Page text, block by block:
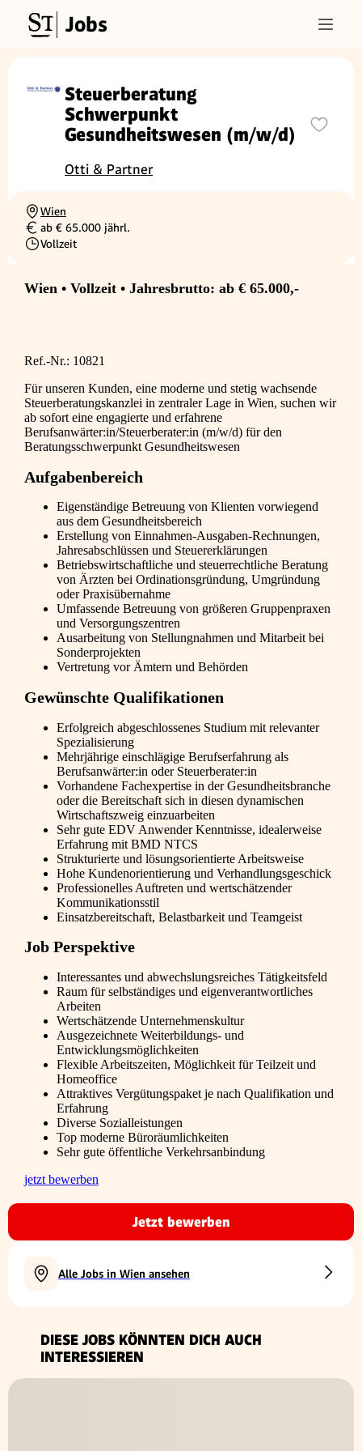
Jobs
Steuerberatung
Schwerpunkt
Gesundheitswesen (m/w/d)
Otti & Partner
Ortschaft
Wien
Gehalt
ab € 65.000 jährl.
Beschäftigungsart
Vollzeit
Wien • Vollzeit • Jahresbrutto: ab € 65.000,-
Ref.-Nr.: 10821
Für unseren Kunden, eine moderne und stetig wachsende
Steuerberatungskanzlei in zentraler Lage in Wien, suchen wir
ab sofort eine engagierte und erfahrene
Berufsanwärter:in/Steuerberater:in (m/w/d) für den
Beratungsschwerpunkt Gesundheitswesen
Aufgabenbereich
Eigenständige Betreuung von Klienten vorwiegend
aus dem Gesundheitsbereich
Erstellung von Einnahmen-Ausgaben-Rechnungen,
Jahresabschlüssen und Steuererklärungen
Betriebswirtschaftliche und steuerrechtliche Beratung
von Ärzten bei Ordinationsgründung, Umgründung
oder Praxisübernahme
Umfassende Betreuung von größeren Gruppenpraxen
und Versorgungszentren
Ausarbeitung von Stellungnahmen und Mitarbeit bei
Sonderprojekten
Vertretung vor Ämtern und Behörden
Gewünschte Qualifikationen
Erfolgreich abgeschlossenes Studium mit relevanter
Spezialisierung
Mehrjährige einschlägige Berufserfahrung als
Berufsanwärter:in oder Steuerberater:in
Vorhandene Fachexpertise in der Gesundheitsbranche
oder die Bereitschaft sich in diesen dynamischen
Wirtschaftszweig einzuarbeiten
Sehr gute EDV Anwender Kenntnisse, idealerweise
Erfahrung mit BMD NTCS
Strukturierte und lösungsorientierte Arbeitsweise
Hohe Kundenorientierung und Verhandlungsgeschick
Professionelles Auftreten und wertschätzender
Kommunikationsstil
Einsatzbereitschaft, Belastbarkeit und Teamgeist
Job Perspektive
Interessantes und abwechslungsreiches Tätigkeitsfeld
Raum für selbständiges und eigenverantwortliches
Arbeiten
Wertschätzende Unternehmenskultur
Ausgezeichnete Weiterbildungs- und
Entwicklungsmöglichkeiten
Flexible Arbeitszeiten, Möglichkeit für Teilzeit und
Homeoffice
Attraktives Vergütungspaket je nach Qualifikation und
Erfahrung
Diverse Sozialleistungen
Top moderne Büroräumlichkeiten
Sehr gute öffentliche Verkehrsanbindung
jetzt bewerben
Jetzt bewerben
Alle Jobs in Wien ansehen
DIESE JOBS KÖNNTEN DICH AUCH
INTERESSIEREN